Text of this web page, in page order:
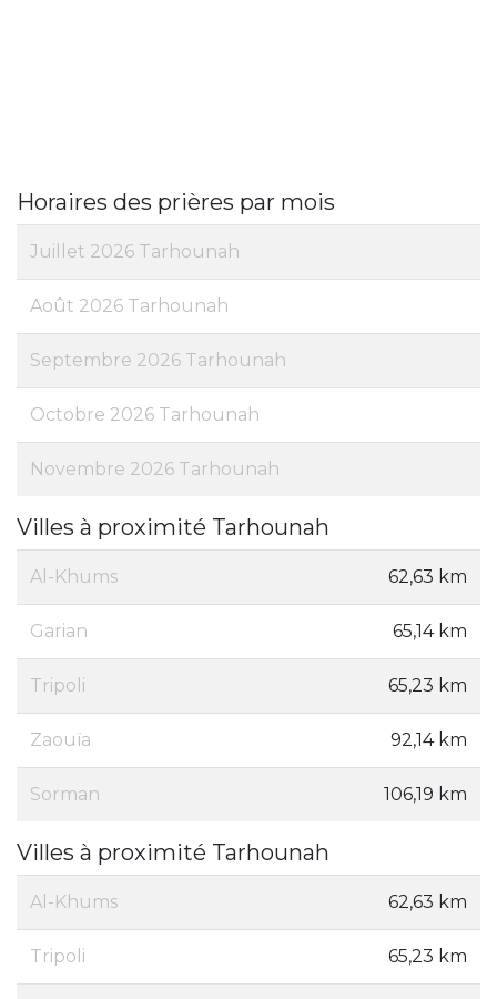
Horaires des prières par mois
Juillet 2026 Tarhounah
Août 2026 Tarhounah
Septembre 2026 Tarhounah
Octobre 2026 Tarhounah
Novembre 2026 Tarhounah
Villes à proximité Tarhounah
Al-Khums 62,63 km
Garian 65,14 km
Tripoli 65,23 km
Zaouïa 92,14 km
Sorman 106,19 km
Villes à proximité Tarhounah
Al-Khums 62,63 km
Tripoli 65,23 km